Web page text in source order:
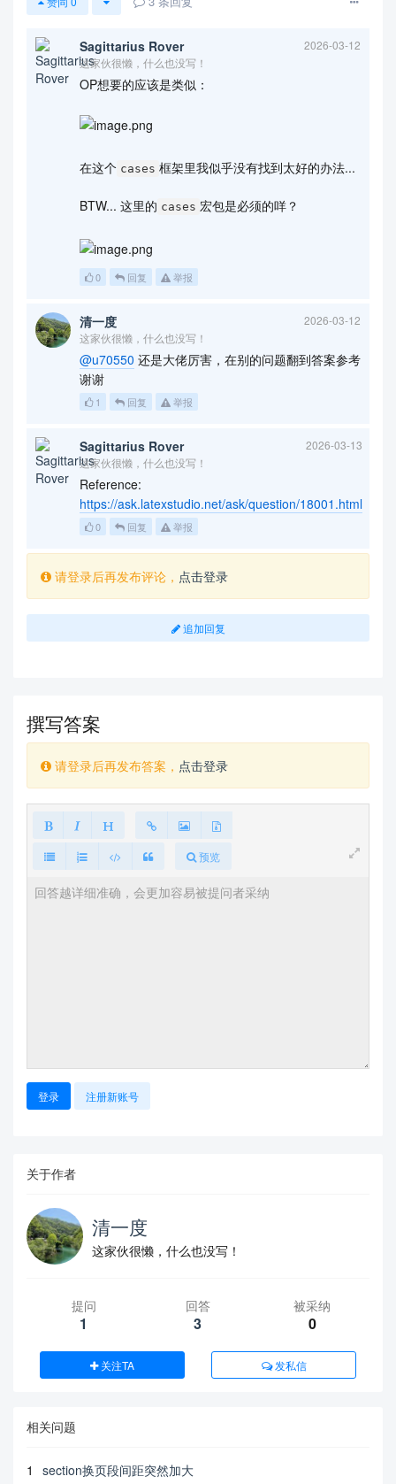
Sagittarius Rover
2026-03-12
这家伙很懒，什么也没写！
OP想要的应该是类似：
在这个 cases 框架里我似乎没有找到太好的办法...
BTW... 这里的 cases 宏包是必须的咩？
0 回复 举报
清一度
2026-03-12
这家伙很懒，什么也没写！
@u70550 还是大佬厉害，在别的问题翻到答案参考
谢谢
1 回复 举报
Sagittarius Rover
2026-03-13
这家伙很懒，什么也没写！
Reference:
https://ask.latexstudio.net/ask/question/18001.html
0 回复 举报
请登录后再发布评论， 点击登录
追加回复
撰写答案
请登录后再发布答案， 点击登录
预览
登录 注册新账号
关于作者
清一度
这家伙很懒，什么也没写！
提问
1
回答
3
被采纳
0
关注TA 发私信
相关问题
1 section换页段间距突然加大